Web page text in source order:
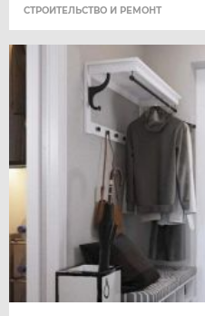
СТРОИТЕЛЬСТВО И РЕМОНТ